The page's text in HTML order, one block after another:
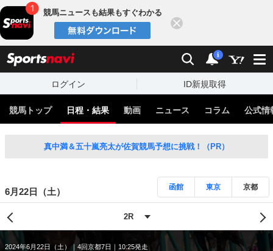
競馬ニュースも結果もすぐわかる
検索 通知
i
ログイン ID新規取得
競馬トップ 日程・結果 動画 ニュース コラム 公式情
真中満＆五十嵐亮太が佐賀競馬予想に挑戦！（PR）
6月22日（土） 函館 東京 京都
2024年6月22日（土） 4回京都7日 10:25発走